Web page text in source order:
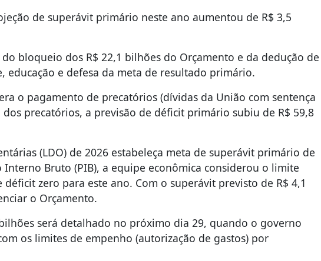
de superávit primário neste ano aumentou de R$ 3,5
bloqueio dos R$ 22,1 bilhões do Orçamento e da dedução de
educação e defesa da meta de resultado primário.
o pagamento de precatórios (dívidas da União com sentença
precatórios, a previsão de déficit primário subiu de R$ 59,8
(LDO) de 2026 estabeleça meta de superávit primário de
Interno Bruto (PIB), a equipe econômica considerou o limite
zero para este ano. Com o superávit previsto de R$ 4,1
o Orçamento.
será detalhado no próximo dia 29, quando o governo
os limites de empenho (autorização de gastos) por